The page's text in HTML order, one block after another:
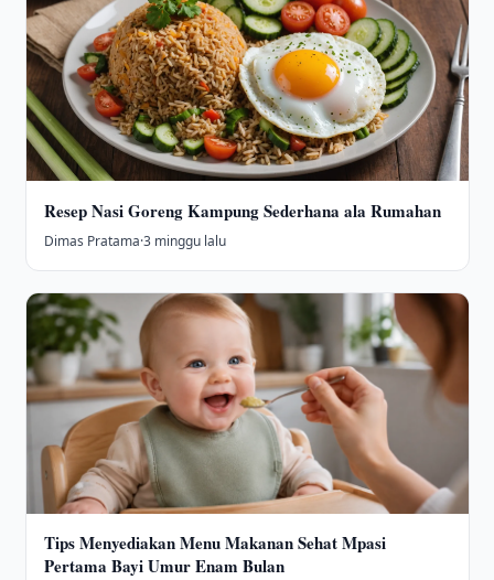
Resep Nasi Goreng Kampung Sederhana ala Rumahan
Dimas Pratama·3 minggu lalu
Tips Menyediakan Menu Makanan Sehat Mpasi
Pertama Bayi Umur Enam Bulan